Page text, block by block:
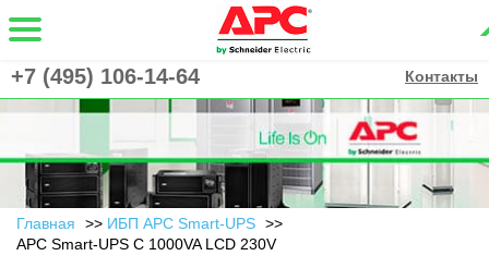
+7 (495) 106-14-64 Контакты
Главная
ИБП APC Smart-UPS
APC Smart-UPS C 1000VA LCD 230V